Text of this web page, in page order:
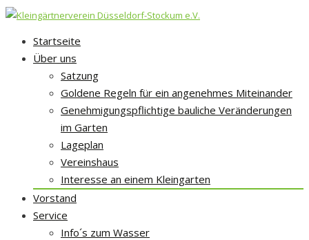
Skip
Startseite
Über uns
Satzung
Goldene Regeln für ein angenehmes Miteinander
Genehmigungspflichtige bauliche Veränderungen
im Garten
Lageplan
Vereinshaus
Interesse an einem Kleingarten
Vorstand
Service
Info´s zum Wasser